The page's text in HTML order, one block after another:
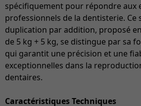
spécifiquement pour répondre aux
professionnels de la dentisterie. Ce
duplication par addition, proposé
de 5 kg + 5 kg, se distingue par sa
qui garantit une précision et une
exceptionnelles dans la
dentaires.
Caractéristiques Techniques